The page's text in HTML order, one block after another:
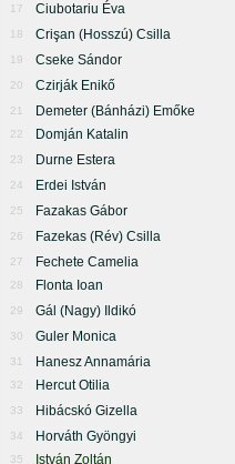
17 Ciubotariu Éva
18 Crişan (Hosszú) Csilla
19 Cseke Sándor
20 Czirják Enikő
21 Demeter (Bánházi) Emőke
22 Domján Katalin
23 Durne Estera
24 Erdei István
25 Fazakas Gábor
26 Fazekas (Rév) Csilla
27 Fechete Camelia
28 Flonta Ioan
29 Gál (Nagy) Ildikó
30 Guler Monica
31 Hanesz Annamária
32 Hercut Otilia
33 Hibácskó Gizella
34 Horváth Gyöngyi
35 István Zoltán